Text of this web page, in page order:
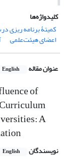
کلیدواژه‌ها
کمیتۀ برنامه ‏ریزی
اعضای هیئت‌علمی
عنوان مقاله English
of
A
نویسندگان English